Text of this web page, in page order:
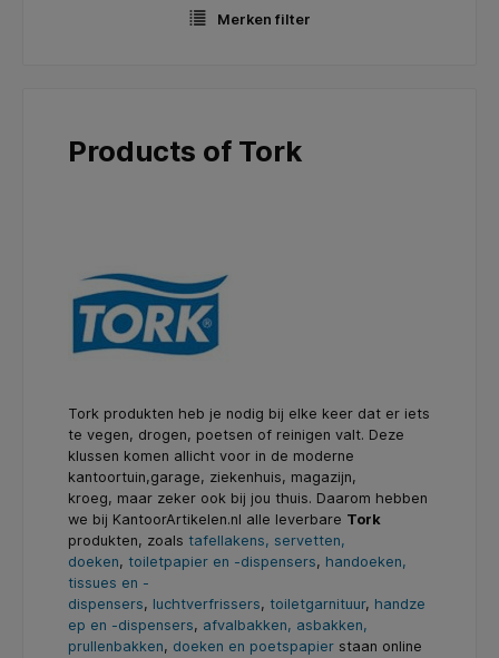
Merken filter
Products of Tork
Tork produkten heb je nodig bij elke keer dat er iets
te vegen, drogen, poetsen of reinigen valt. Deze
klussen komen allicht voor in de moderne
kantoortuin,garage, ziekenhuis, magazijn,
kroeg, maar zeker ook bij jou thuis. Daarom hebben
we bij KantoorArtikelen.nl alle leverbare Tork
produkten, zoals tafellakens, servetten,
doeken, toiletpapier en -dispensers, handoeken,
tissues en -
dispensers, luchtverfrissers, toiletgarnituur, handze
ep en -dispensers, afvalbakken, asbakken,
prullenbakken, doeken en poetspapier staan online